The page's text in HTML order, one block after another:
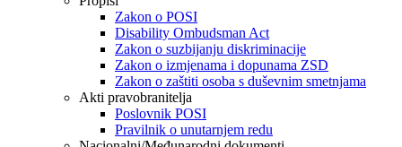
Zakon o POSI
Disability Ombudsman Act
Zakon o suzbijanju diskriminacije
Zakon o izmjenama i dopunama ZSD
Zakon o zaštiti osoba s duševnim smetnjama
Akti pravobranitelja
Poslovnik POSI
Pravilnik o unutarnjem redu